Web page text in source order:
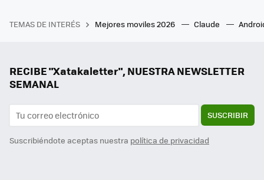
TEMAS DE INTERÉS Mejores moviles 2026 Claude
RECIBE "Xatakaletter", NUESTRA NEWSLETTER
SEMANAL
SUSCRIBIR
Suscribiéndote aceptas nuestra política de privacidad